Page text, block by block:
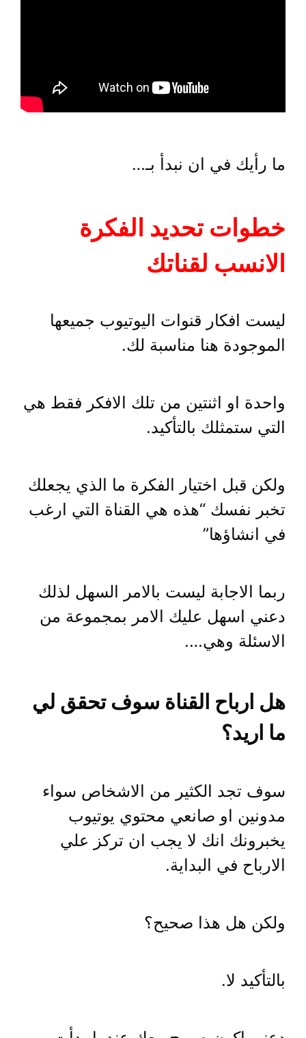
ما رأيك في ان نبدأ بـ…
خطوات تحديد الفكرة
الانسب لقناتك
ليست افكار قنوات اليوتيوب جميعها
الموجودة هنا مناسبة لك.
واحدة او اثنتين من تلك الافكر فقط هي
التي ستمثلك بالتأكيد.
ولكن قبل اختيار الفكرة ما الذي يجعلك
تخبر نفسك “هذه هي القناة التي ارغب
في انشاؤها”
ربما الاجابة ليست بالامر السهل لذلك
دعني اسهل عليك الامر بمجموعة من
الاسئلة وهي….
هل ارباح القناة سوف تحقق لي
ما اريد؟
سوف تجد الكثير من الاشخاص سواء
مدونين او صانعي محتوي يوتيوب
يخبرونك انك لا يجب ان تركز علي
الارباح في البداية.
ولكن هل هذا صحيح؟
بالتأكيد لا.